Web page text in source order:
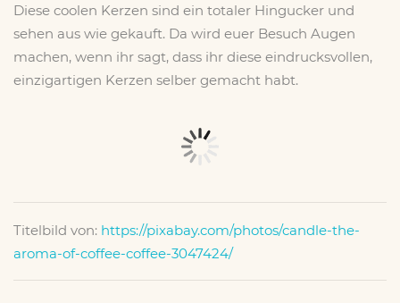
Diese coolen Kerzen sind ein totaler Hingucker und
sehen aus wie gekauft. Da wird euer Besuch Augen
machen, wenn ihr sagt, dass ihr diese eindrucksvollen,
einzigartigen Kerzen selber gemacht habt.
Titelbild von: https://pixabay.com/photos/candle-the-
aroma-of-coffee-coffee-3047424/